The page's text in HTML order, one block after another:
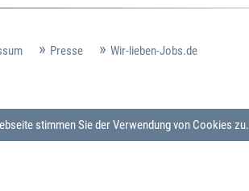
Presse
Wir-lieben-Jobs.de
stimmen Sie der Verwendung von Cookies zu.